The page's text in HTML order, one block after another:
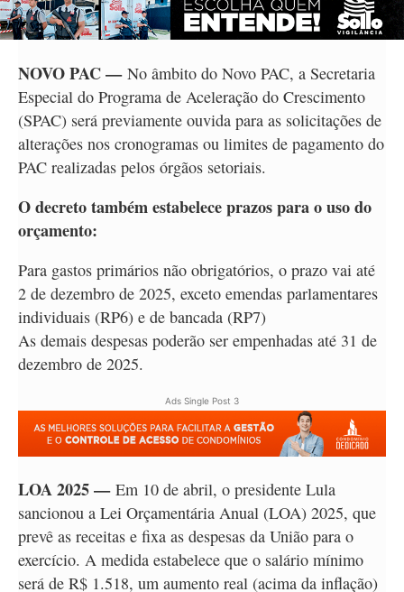
NOVO PAC — No âmbito do Novo PAC, a Secretaria
Especial do Programa de Aceleração do Crescimento
(SPAC) será previamente ouvida para as solicitações de
alterações nos cronogramas ou limites de pagamento do
PAC realizadas pelos órgãos setoriais.
O decreto também estabelece prazos para o uso do
orçamento:
Para gastos primários não obrigatórios, o prazo vai até
2 de dezembro de 2025, exceto emendas parlamentares
individuais (RP6) e de bancada (RP7)
As demais despesas poderão ser empenhadas até 31 de
dezembro de 2025.
Ads Single Post 3
LOA 2025 — Em 10 de abril, o presidente Lula
sancionou a Lei Orçamentária Anual (LOA) 2025, que
prevê as receitas e fixa as despesas da União para o
exercício. A medida estabelece que o salário mínimo
será de R$ 1.518, um aumento real (acima da inflação)